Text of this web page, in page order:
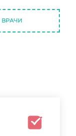
ВРАЧИ